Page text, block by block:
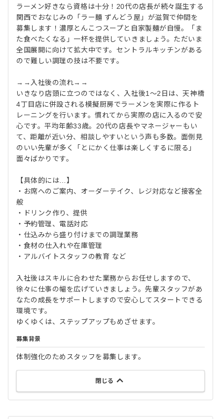
ラーメン好きなら資格は十分！20代の店長が続々誕生する
関西でおなじみの「ラー麺 ずんどう屋」が滋賀で仲間を
募集します！濃厚とんこつスープと自家製麺が自慢。「ま
た食べたくなる」一杯を提供していきましょう。ただいま
全国展開に向けて拡大中です。セントラルキッチンがある
ので難しい調理の技は不要です。
→→入社後の流れ→→
いきなり店頭に立つのではなく、入社後1～2日は、天神橋
4丁目店に併設される模擬厨房でラーメンを実際に作るト
レーニングを行います。慣れてから実際の店に入るので安
心です。平均年齢33歳。20代の店長やマネージャーもい
て、距離が近い分、相談しやすいという声も多数。面倒見
のいい先輩が多く「とにかく仕事は楽しくするに限る」
面々ばかりです。
【具体的には…】
・お席へのご案内、オーダーテイク、レジ対応など接客全
般
・ドリンク作り、提供
・予約管理、電話対応
・仕込みから盛り付けまでの調理業務
・食材の仕入れや在庫管理
・アルバイトスタッフの教育 など
入社後はスキルに合わせた業務からお任せしますので、
徐々に仕事の幅を広げていきましょう。先輩スタッフがあ
なたの成長をサポートしますので安心してスタートできる
環境です。
ゆくゆくは、ステップアップもめざせます。
募集背景
体制強化のためスタッフを募集します。
閉じる